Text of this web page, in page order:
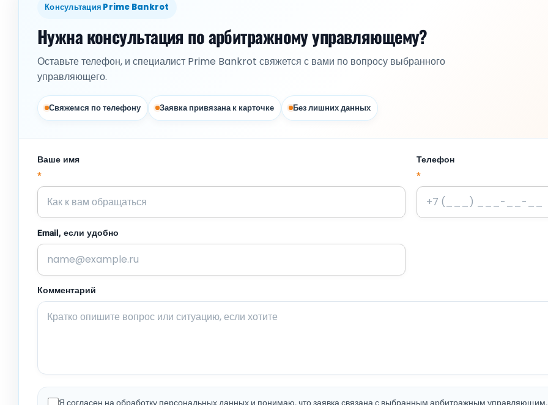
Консультация Prime Bankrot
Нужна консультация по арбитражному управляющему?
Оставьте телефон, и специалист Prime Bankrot свяжется с вами по вопросу выбранного
управляющего.
Свяжемся по телефону Заявка привязана к карточке Без лишних данных
Ваше имя
*
Телефон
*
Email, если удобно
Комментарий